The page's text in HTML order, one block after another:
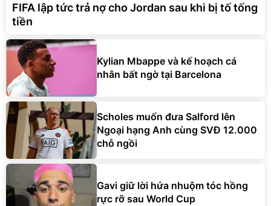
FIFA lập tức trả nợ cho Jordan sau khi bị tố tống
tiền
Kylian Mbappe và kế hoạch cá
nhân bất ngờ tại Barcelona
Scholes muốn đưa Salford lên
Ngoại hạng Anh cùng SVĐ 12.000
chỗ ngồi
Gavi giữ lời hứa nhuộm tóc hồng
rực rỡ sau World Cup